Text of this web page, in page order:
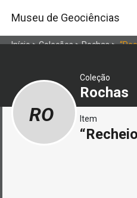
Museu de Geociências
Início>Coleções>Rochas>
Coleção
Rochas
RO Item